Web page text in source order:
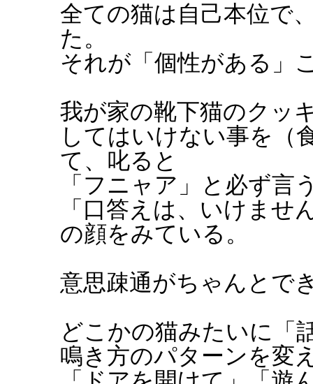
全ての猫は自己本位で
た。
それが「個性がある」
我が家の靴下猫のクッ
してはいけない事を（
て、叱ると
「フニャア」と必ず言
「口答えは、いけませ
の顔をみている。
意思疎通がちゃんとで
どこかの猫みたいに「
鳴き方のパターンを変